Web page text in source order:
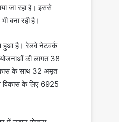
जा रहा है। इससे
बना रही है।
हुआ है। रेलवे नेटवर्क
की लागत 38
के साथ 32 अमृत
विकास के लिए 6925